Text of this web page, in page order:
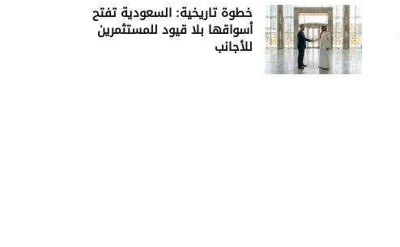
خطوة تاريخية: السعودية تفتح
أسواقها بلا قيود للمستثمرين
للأجانب